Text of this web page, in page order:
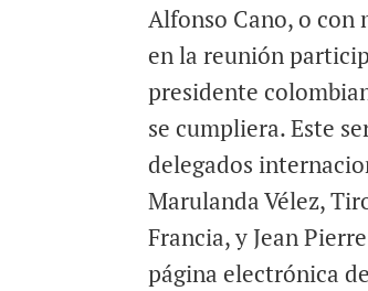
Alfonso Cano, o con
en la reunión
presidente
se cumpliera. Este
delegados
Marulanda Vélez,
Francia, y Jean
página electrónica